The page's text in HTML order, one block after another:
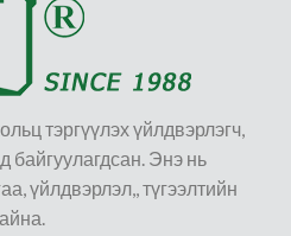
тэргүүлэх үйлдвэрлэгч,
байгуулагдсан. Энэ нь
үйлдвэрлэл,, түгээлтийн